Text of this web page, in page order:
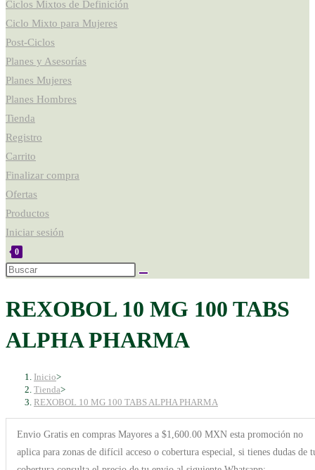
Ciclos Mixtos de Definición
Ciclo Mixto para Mujeres
Post-Ciclos
Planes y Asesorías
Planes Mujeres
Planes Hombres
Tienda
Registro
Carrito
Finalizar compra
Ofertas
Productos
Iniciar sesión
0
REXOBOL 10 MG 100 TABS
ALPHA PHARMA
Inicio>
Tienda>
REXOBOL 10 MG 100 TABS ALPHA PHARMA
Envio Gratis en compras Mayores a $1,600.00 MXN esta promoción no
aplica para zonas de difícil acceso o cobertura especial, si tienes dudas de